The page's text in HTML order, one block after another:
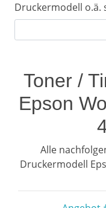
Druckermodell o.ä.
Toner /
Epson
Alle
Druckermodell